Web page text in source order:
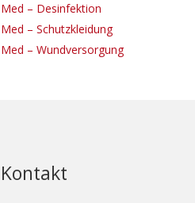
Med – Desinfektion
Med – Schutzkleidung
Med – Wundversorgung
Kontakt